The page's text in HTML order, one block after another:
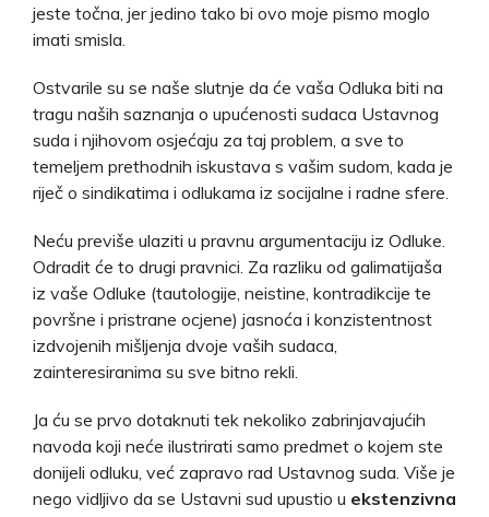
jeste točna, jer jedino tako bi ovo moje pismo moglo
imati smisla.
Ostvarile su se naše slutnje da će vaša Odluka biti na
tragu naših saznanja o upućenosti sudaca Ustavnog
suda i njihovom osjećaju za taj problem, a sve to
temeljem prethodnih iskustava s vašim sudom, kada je
riječ o sindikatima i odlukama iz socijalne i radne sfere.
Neću previše ulaziti u pravnu argumentaciju iz Odluke.
Odradit će to drugi pravnici. Za razliku od galimatijaša
iz vaše Odluke (tautologije, neistine, kontradikcije te
površne i pristrane ocjene) jasnoća i konzistentnost
izdvojenih mišljenja dvoje vaših sudaca,
zainteresiranima su sve bitno rekli.
Ja ću se prvo dotaknuti tek nekoliko zabrinjavajućih
navoda koji neće ilustrirati samo predmet o kojem ste
donijeli odluku, već zapravo rad Ustavnog suda. Više je
nego vidljivo da se Ustavni sud upustio u ekstenzivna